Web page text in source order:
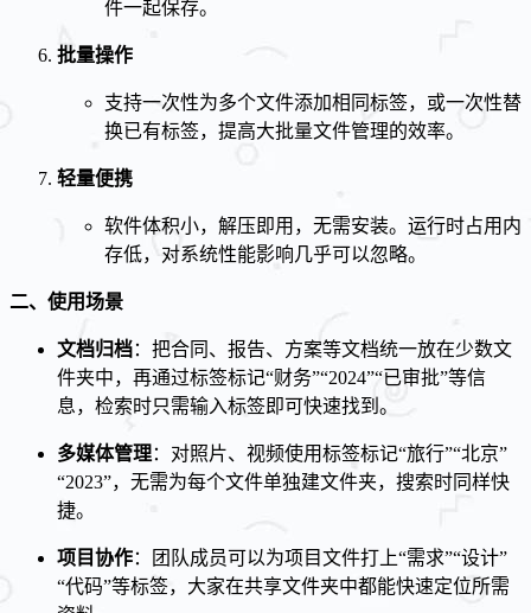
件一起保存。
批量操作
支持一次性为多个文件添加相同标签，或一次性替
换已有标签，提高大批量文件管理的效率。
轻量便携
软件体积小，解压即用，无需安装。运行时占用内
存低，对系统性能影响几乎可以忽略。
二、使用场景
文档归档：把合同、报告、方案等文档统一放在少数文
件夹中，再通过标签标记“财务”“2024”“已审批”等信
息，检索时只需输入标签即可快速找到。
多媒体管理：对照片、视频使用标签标记“旅行”“北京”
“2023”，无需为每个文件单独建文件夹，搜索时同样快
捷。
项目协作：团队成员可以为项目文件打上“需求”“设计”
“代码”等标签，大家在共享文件夹中都能快速定位所需